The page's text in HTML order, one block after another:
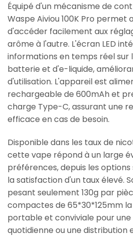
Équipé d'un mécanisme de
Waspe Aiviou 100K Pro permet
d'accéder facilement aux
arôme à l'autre. L'écran LED
informations en temps réel sur
batterie et d'e-liquide,
d'utilisation. L'appareil est
rechargeable de 600mAh et
charge Type-C, assurant une
efficace en cas de besoin.
Disponible dans les taux de
cette vape répond à un large
préférences, depuis les options
la satisfaction d'un taux élevé.
pesant seulement 130g par
compactes de 65*30*125mm
portable et conviviale pour une
quotidienne ou une distribution